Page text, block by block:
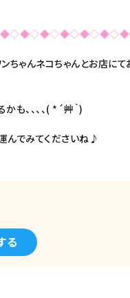
ちゃんネコちゃんとお店にて
も、、、、( *´艸｀)
んでみてくださいね♪
る